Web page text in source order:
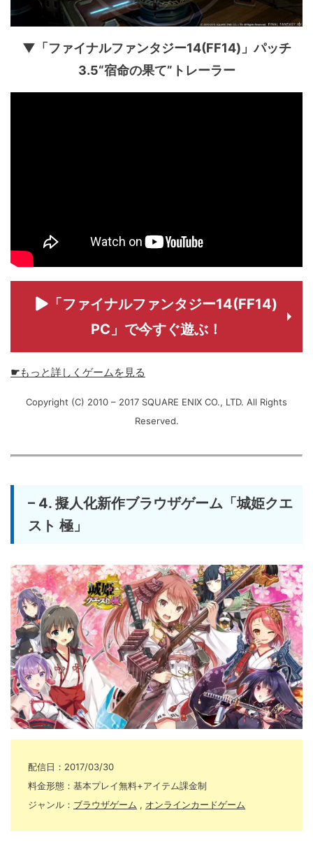
▼「ファイナルファンタジー14(FF14)」パッチ
3.5“宿命の果て”トレーラー
「ファイナルファンタジー14(FF14)
PC」で今すぐ遊ぶ！
☛もっと詳しくゲームを見る
Copyright (C) 2010 – 2017 SQUARE ENIX CO., LTD. All Rights
Reserved.
– 4. 擬人化新作ブラウザゲーム「城姫クエ
スト 極」
配信日：2017/03/30
料金形態：基本プレイ無料+アイテム課金制
ジャンル： ブラウザゲーム , オンラインカードゲーム